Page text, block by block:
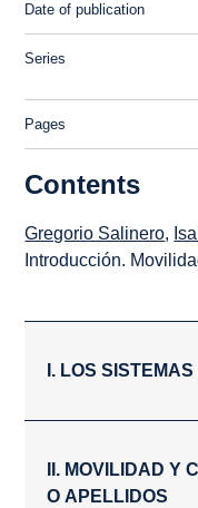
Date of publication
Series
Pages
Contents
Gregorio Salinero,
Introducción.
I. LOS
II. MOVILIDAD Y
O APELLIDOS